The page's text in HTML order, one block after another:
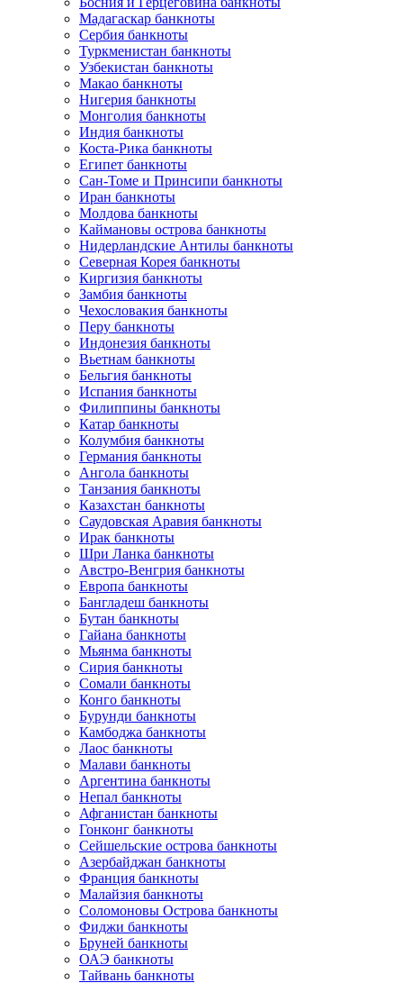
Мадагаскар банкноты
Сербия банкноты
Туркменистан банкноты
Узбекистан банкноты
Макао банкноты
Нигерия банкноты
Монголия банкноты
Индия банкноты
Коста-Рика банкноты
Египет банкноты
Сан-Томе и Принсипи банкноты
Иран банкноты
Молдова банкноты
Каймановы острова банкноты
Нидерландские Антилы банкноты
Северная Корея банкноты
Киргизия банкноты
Замбия банкноты
Чехословакия банкноты
Перу банкноты
Индонезия банкноты
Вьетнам банкноты
Бельгия банкноты
Испания банкноты
Филиппины банкноты
Катар банкноты
Колумбия банкноты
Германия банкноты
Ангола банкноты
Танзания банкноты
Казахстан банкноты
Саудовская Аравия банкноты
Ирак банкноты
Шри Ланка банкноты
Австро-Венгрия банкноты
Европа банкноты
Бангладеш банкноты
Бутан банкноты
Гайана банкноты
Мьянма банкноты
Сирия банкноты
Сомали банкноты
Конго банкноты
Бурунди банкноты
Камбоджа банкноты
Лаос банкноты
Малави банкноты
Аргентина банкноты
Непал банкноты
Афганистан банкноты
Гонконг банкноты
Сейшельские острова банкноты
Азербайджан банкноты
Франция банкноты
Малайзия банкноты
Соломоновы Острова банкноты
Фиджи банкноты
Бруней банкноты
ОАЭ банкноты
Тайвань банкноты